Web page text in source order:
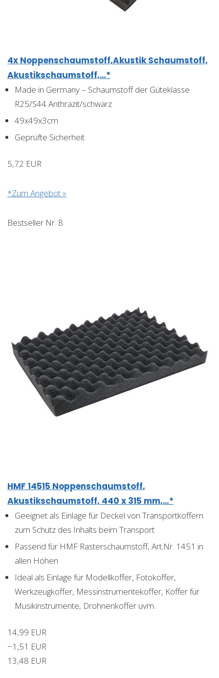
4x Noppenschaumstoff,Akustik Schaumstoff,
Akustikschaumstoff,…*
Made in Germany – Schaumstoff der Güteklasse
R25/S44 Anthrazit/schwarz
49x49x3cm
Geprüfte Sicherheit
5,72 EUR
*Zum Angebot »
Bestseller Nr. 8
HMF 14515 Noppenschaumstoff,
Akustikschaumstoff, 440 x 315 mm,…*
Geeignet als Einlage für Deckel von Transportkoffern
zum Schutz des Inhalts beim Transport
Passend für HMF Rasterschaumstoff, Art.Nr. 1451 in
allen Höhen
Ideal als Einlage für Modellkoffer, Fotokoffer,
Werkzeugkoffer, Messinstrumentekoffer, Koffer für
Musikinstrumente, Drohnenkoffer uvm.
14,99 EUR
−1,51 EUR
13,48 EUR